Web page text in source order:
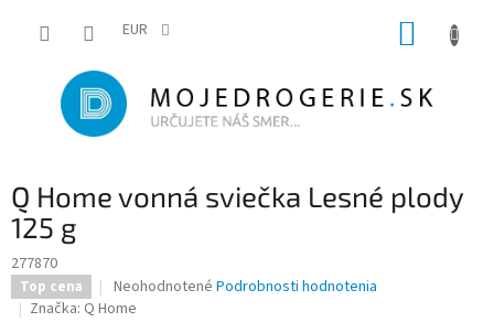
EUR
Q Home vonná sviečka Lesné plody
125 g
277870
Top cena
Priemerné
hodnotenie
Neohodnotené Podrobnosti hodnotenia
Značka: Q Home